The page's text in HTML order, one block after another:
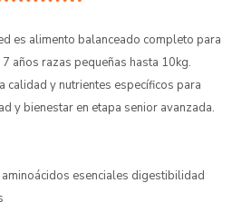
es alimento balanceado completo para
años razas pequeñas hasta 10kg.
calidad y nutrientes específicos para
y bienestar en etapa senior avanzada.
esenciales digestibilidad